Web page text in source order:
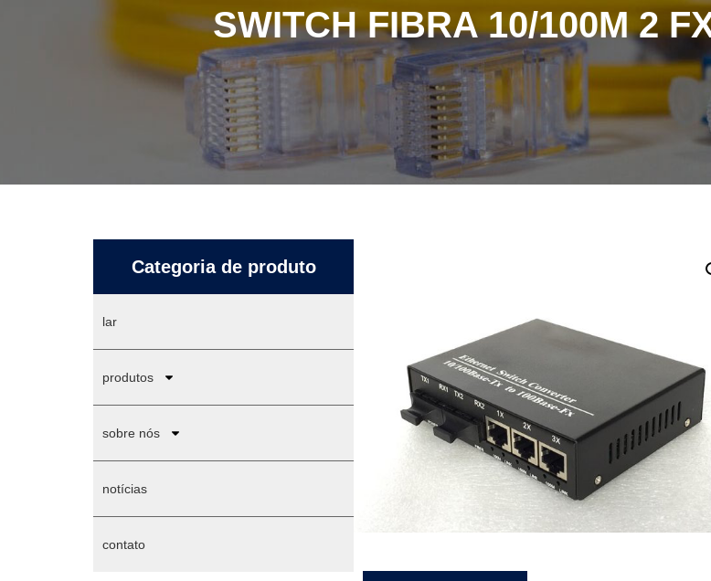
SWITCH FIBRA 10/100M 2
Categoria de produto
lar
produtos
sobre nós
notícias
contato